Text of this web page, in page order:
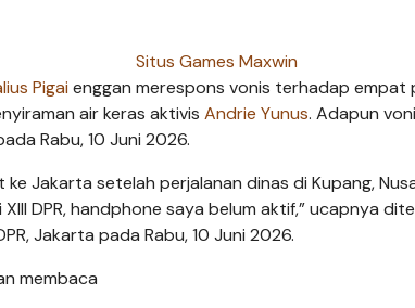
Situs Games Maxwin
Pigai enggan merespons vonis terhadap empat
air keras aktivis Andrie Yunus. Adapun
Rabu, 10 Juni 2026.
Jakarta setelah perjalanan dinas di Kupang,
DPR, handphone saya belum aktif,” ucapnya
Jakarta pada Rabu, 10 Juni 2026.
membaca